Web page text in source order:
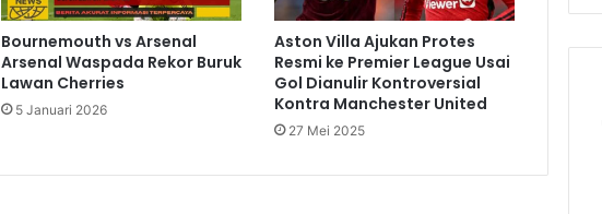
Bournemouth vs Arsenal
Arsenal Waspada Rekor Buruk
Lawan Cherries
5 Januari 2026
Aston Villa Ajukan Protes
Resmi ke Premier League Usai
Gol Dianulir Kontroversial
Kontra Manchester United
27 Mei 2025